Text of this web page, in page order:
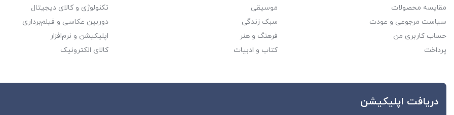
مقایسه محصولات
سیاست مرجوعی و عودت
حساب کاربری من
پرداخت
موسیقی
سبک زندگی
فرهنگ و هنر
کتاب و ادبیات
تکنولوژی و کالای دیجیتال
دوربین عکاسی و فیلم‌برداری
اپلیکیشن و نرم‌افزار
کالای الکترونیک
دریافت اپلیکیشن